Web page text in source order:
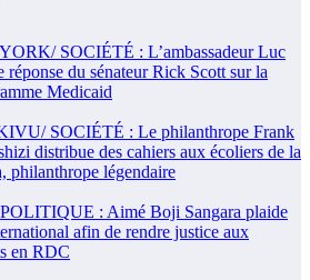
SOCIÉTÉ : L’ambassadeur Luc
réponse du sénateur Rick Scott sur la
Medicaid
SOCIÉTÉ : Le philanthrope Frank
distribue des cahiers aux écoliers de la
philanthrope légendaire
: Aimé Boji Sangara plaide
afin de rendre justice aux
en RDC